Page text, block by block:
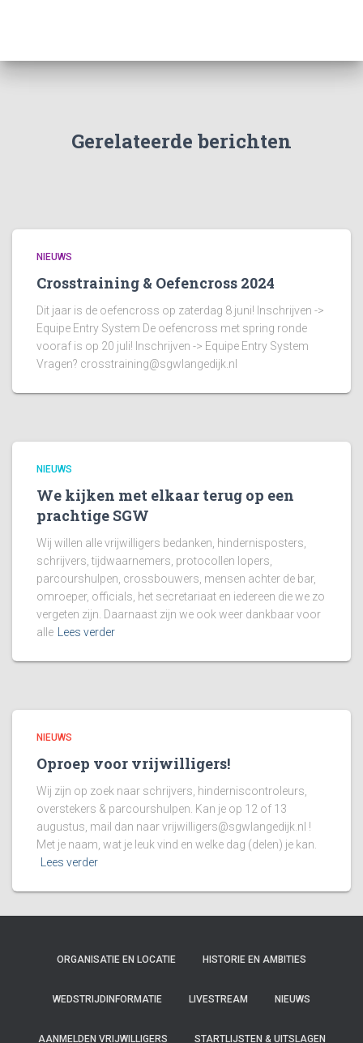
Gerelateerde berichten
NIEUWS
Crosstraining & Oefencross 2024
Dit jaar is de oefencross op zaterdag 8 juni! Inschrijven ->
Equipe Entry System De oefencross met spring ronde
vooraf is op 20 juli! Inschrijven -> Equipe Entry System
Vragen? crosstraining@sgwlangedijk.nl
NIEUWS
We kijken met elkaar terug op een
prachtige SGW
Wij willen alle vrijwilligers bedanken, hindernisposters,
schrijvers, tijdwaarnemers, protocollen lopers,
parcourshulpen, crossbouwers, mensen achter de bar,
omroeper, officials, het secretariaat en iedereen die we zo
vergeten zijn. Daarnaast zijn we ook weer dankbaar voor
alle
Lees verder
NIEUWS
Oproep voor vrijwilligers!
Wij zijn op zoek naar schrijvers, hinderniscontroleurs,
overstekers & parcourshulpen. Kan je op 12 of 13
augustus, mail dan naarvrijwilligers@sgwlangedijk.nl !
Met je naam, wat je leuk vind en welke dag (delen) je kan.
Lees verder
ORGANISATIE EN LOCATIE HISTORIE EN AMBITIES
WEDSTRIJDINFORMATIE LIVESTREAM NIEUWS
AANMELDEN VRIJWILLIGERS STARTLIJSTEN & UITSLAGEN